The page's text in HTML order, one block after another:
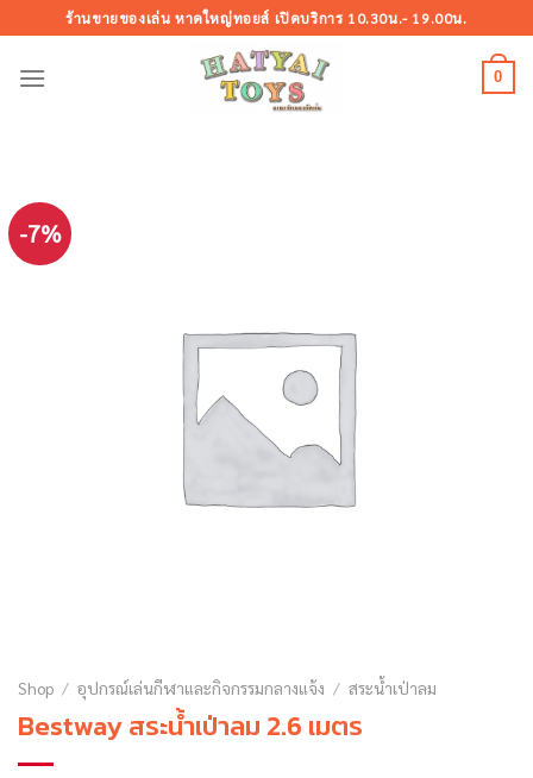
to
content
ร้านขายของเล่น หาดใหญ่ทอยส์ เปิดบริการ 10.30น.- 19.00น.
0
-7%
Shop / อุปกรณ์เล่นกีฬาและกิจกรรมกลางแจ้ง / สระน้ำเป่าลม
Bestway สระน้ำเป่าลม 2.6 เมตร